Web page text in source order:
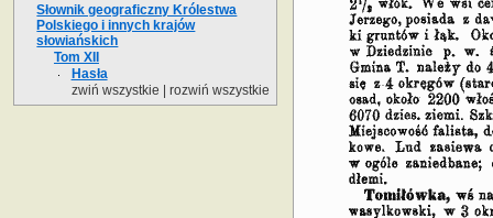
Słownik geograficzny Królestwa
Polskiego i innych krajów
słowiańskich
Tom XII
Hasła
zwiń wszystkie
rozwiń wszystkie